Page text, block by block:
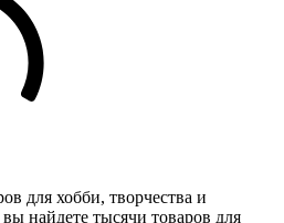
для хобби, творчества и
найдете тысячи товаров для